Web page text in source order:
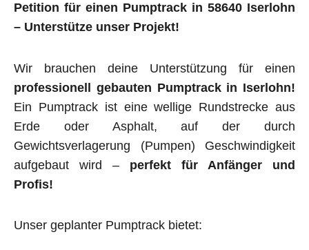
Petition für einen Pumptrack in 58640 Iserlohn
– Unterstütze unser Projekt!
Wir brauchen deine Unterstützung für einen
professionell gebauten Pumptrack in Iserlohn!
Ein Pumptrack ist eine wellige Rundstrecke aus
Erde oder Asphalt, auf der durch
Gewichtsverlagerung (Pumpen) Geschwindigkeit
aufgebaut wird – perfekt für Anfänger und
Profis!
Unser geplanter Pumptrack bietet: